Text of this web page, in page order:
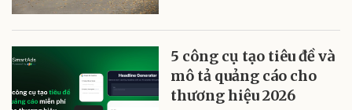
5 công cụ tạo tiêu đề và
mô tả quảng cáo cho
thương hiệu 2026